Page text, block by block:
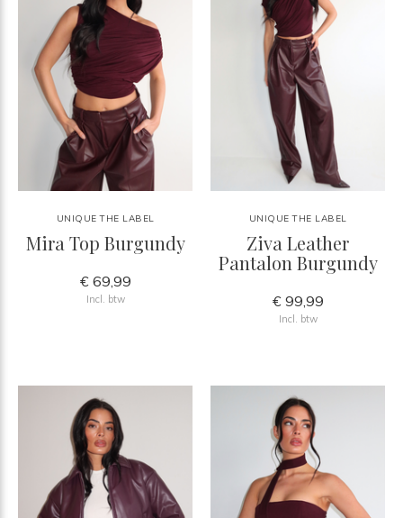
UNIQUE THE LABEL
Mira Top Burgundy
€ 69,99
Incl. btw
UNIQUE THE LABEL
Ziva Leather
Pantalon Burgundy
€ 99,99
Incl. btw